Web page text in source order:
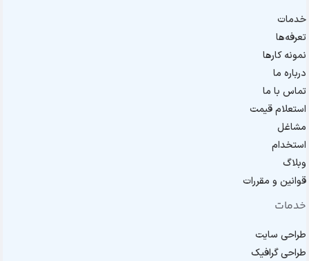
خدمات
تعرفه‌ها
نمونه کارها
درباره ما
تماس با ما
استعلام قیمت
مشاغل
استخدام
وبلاگ
قوانین و مقررات
خدمات
طراحی سایت
طراحی گرافیک